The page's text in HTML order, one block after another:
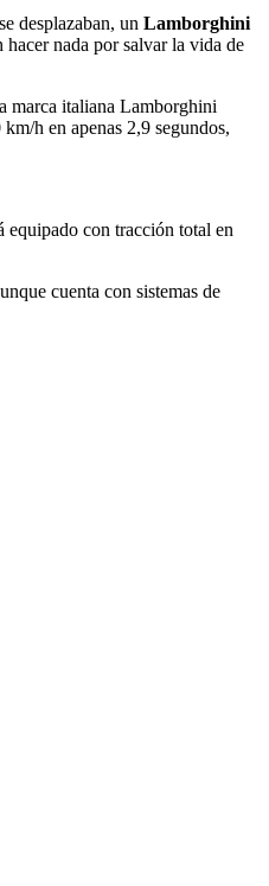
desplazaban, un Lamborghini
nada por salvar la vida de
marca italiana Lamborghini
h en apenas 2,9 segundos,
con tracción total en
cuenta con sistemas de